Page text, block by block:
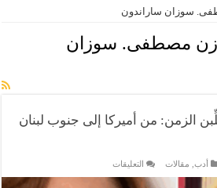
سوزان ساراندون
مصطفى. سوزان
الزمن: من أميركا إلى جنوب لبنان
أدب مقالات التعليقات
مسرحيات